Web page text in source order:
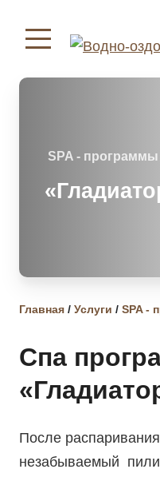
SPA - программы
Главная / Услуги / SPA -
Спа
После
незабываемый